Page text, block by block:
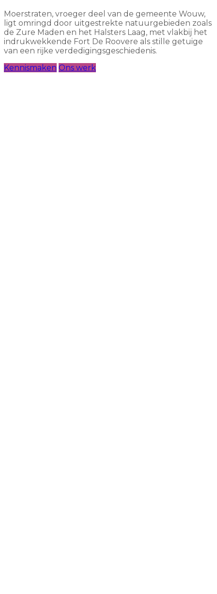
Moerstraten, vroeger deel van de gemeente Wouw,
ligt omringd door uitgestrekte natuurgebieden zoals
de Zure Maden en het Halsters Laag, met vlakbij het
indrukwekkende Fort De Roovere als stille getuige
van een rijke verdedigingsgeschiedenis.
Kennismaken Ons werk